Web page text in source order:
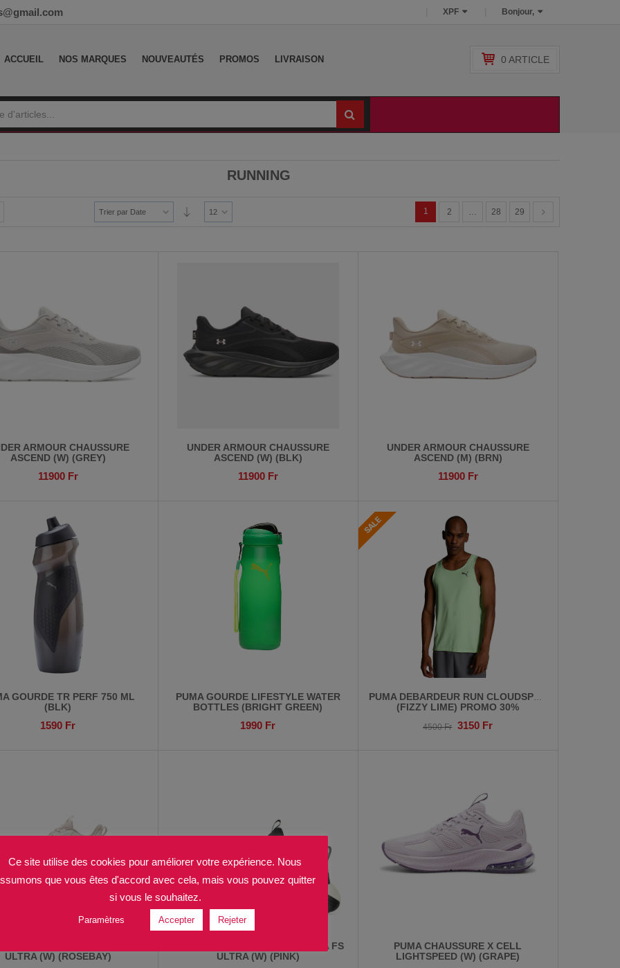
Bonjour,
XPF
ACCUEIL NOS MARQUES NOUVEAUTÉS PROMOS LIVRAISON 0 ARTICLE
RUNNING
Trier par Date 12 1 2 … 28 29
ARMOUR CHAUSSURE
ASCEND (W) (GREY)
11900 Fr
UNDER ARMOUR CHAUSSURE
ASCEND (W) (BLK)
11900 Fr
UNDER ARMOUR CHAUSSURE
ASCEND (M) (BRN)
11900 Fr
GOURDE TR PERF 750 ML
(BLK)
1590 Fr
PUMA GOURDE LIFESTYLE WATER
BOTTLES (BRIGHT GREEN)
1990 Fr
PUMA DEBARDEUR RUN CLOUDSPUN
(FIZZY LIME) PROMO 30%
4500Fr 3150 Fr
ULTRA (W) (ROSEBAY)
PUMA CHAUSSURE X CELL NOVA FS
ULTRA (W) (PINK)
PUMA CHAUSSURE X CELL
LIGHTSPEED (W) (GRAPE)
Ce site utilise des cookies pour améliorer votre expérience. Nous
que vous êtes d'accord avec cela, mais vous pouvez quitter
si vous le souhaitez.
Paramètres Accepter Rejeter